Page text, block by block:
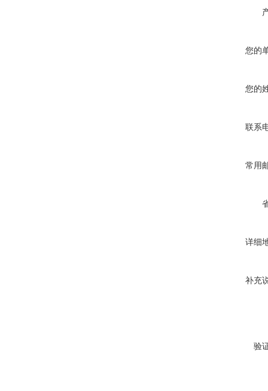
您的
您的
联系
常用
详细
补充
验